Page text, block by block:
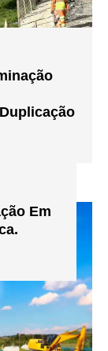
Em